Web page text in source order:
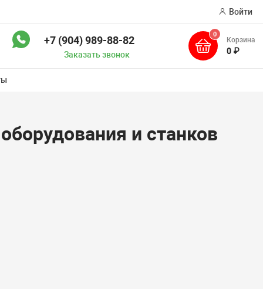
Войти
+7 (904) 989-88-82
Заказать звонок
0
Корзина
0 ₽
и станков